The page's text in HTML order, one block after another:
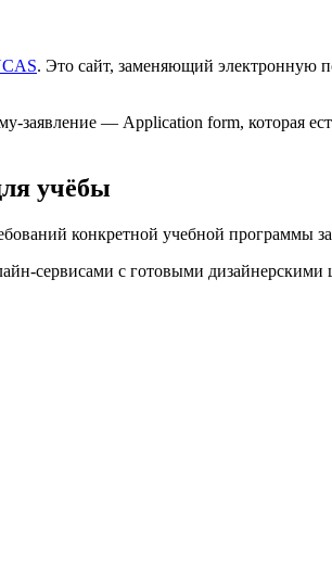
. Это сайт, заменяющий электронную
— Application form, которая
учёбы
конкретной учебной программы
сервисами с готовыми дизайнерскими